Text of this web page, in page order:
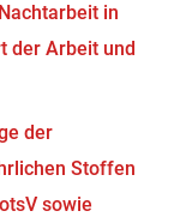
in
der Arbeit und
der
Stoffen
sowie